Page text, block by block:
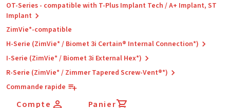
OT-Series - compatible with T-Plus Implant Tech / A+ Implant, ST
Implant
ZimVie*-compatible
H-Serie (ZimVie* / Biomet 3i Certain® Internal Connection*)
I-Serie (ZimVie* / Biomet 3i External Hex*)
R-Serie (ZimVie* / Zimmer Tapered Screw-Vent®*)
Commande rapide
Compte Panier